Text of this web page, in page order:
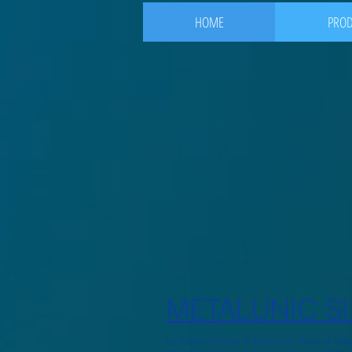
HOME
METALUNIC
La forma sinuosa di Metalunic Sinus si